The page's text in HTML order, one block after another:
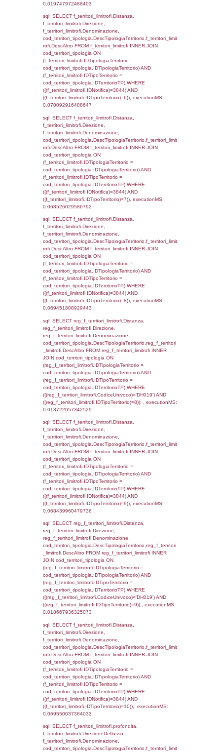
(((f_confini.IDNotifica)=3844));,
0.00045394897460938
sql: SELECT
SEPARATOR '; ') AS DescAltro,
f_territori_limitrofi INNER JOIN
(f_territori_limitrofi.IDTipologiaTerritorio =
f_territori_limitrofi.IDTipoTerritorio =
cod_territori_tipologia.IDTerritorioTP )
((f_territori_limitrofi.IDNotifica) = 3844 ) AND
cod_territori_tipologia.IDTerritorioTP = 1)
executionMS: 0.05259895324707
sql: SELECT f_territori_limitrofi.Distanza,
f_territori_limitrofi.Direzione,
f_territori_limitrofi.Denominazione,
f_territori_limitrofi.DescAltro,
f_territori_limitrofi INNER JOIN
(f_territori_limitrofi.IDTipologiaTerritorio =
cod_territori_tipologia.IDTipologiaTerritorio)
(f_territori_limitrofi.IDTipoTerritorio =
cod_territori_tipologia.IDTerritorioTP)
(((f_territori_limitrofi.IDNotifica)=3844) AND
((f_territori_limitrofi.IDTipoTerritorio)=2)),
0.068075895309448
sql: SELECT f_territori_limitrofi.Distanza,
f_territori_limitrofi.Direzione,
f_territori_limitrofi.Denominazione,
f_territori_limitrofi.DescAltro FROM
JOIN cod_territori_tipologia ON
(f_territori_limitrofi.IDTipologiaTerritorio =
cod_territori_tipologia.IDTipologiaTerritorio)
(f_territori_limitrofi.IDTipoTerritorio =
cod_territori_tipologia.IDTerritorioTP)
(((f_territori_limitrofi.IDNotifica)=3844) AND
((f_territori_limitrofi.IDTipoTerritorio)=3)),
0.069422006607056
sql: SELECT f_territori_limitrofi.Distanza,
f_territori_limitrofi.Direzione,
f_territori_limitrofi.Denominazione,
rofi.DescAltro FROM f_territori_limitrofi
cod_territori_tipologia ON
(f_territori_limitrofi.IDTipologiaTerritorio =
cod_territori_tipologia.IDTipologiaTerritorio)
(f_territori_limitrofi.IDTipoTerritorio =
cod_territori_tipologia.IDTerritorioTP)
(((f_territori_limitrofi.IDNotifica)=3844) AND
((f_territori_limitrofi.IDTipoTerritorio)=4)),
0.071261167526245
sql: SELECT f_territori_limitrofi.Distanza,
f_territori_limitrofi.Direzione,
f_territori_limitrofi.Denominazione,
f_territori_limitrofi.DescAltro FROM
JOIN cod_territori_tipologia ON
(f_territori_limitrofi.IDTipologiaTerritorio =
cod_territori_tipologia.IDTipologiaTerritorio)